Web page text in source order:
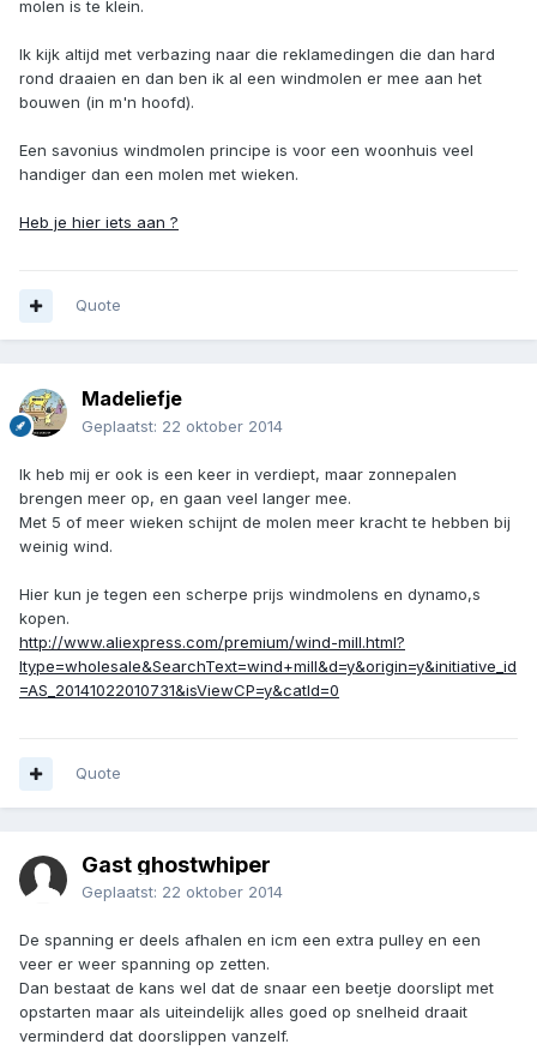
molen is te klein.
Ik kijk altijd met verbazing naar die reklamedingen die dan hard
rond draaien en dan ben ik al een windmolen er mee aan het
bouwen (in m'n hoofd).
Een savonius windmolen principe is voor een woonhuis veel
handiger dan een molen met wieken.
Heb je hier iets aan ?
Quote
Madeliefje
Geplaatst: 22 oktober 2014
Ik heb mij er ook is een keer in verdiept, maar zonnepalen
brengen meer op, en gaan veel langer mee.
Met 5 of meer wieken schijnt de molen meer kracht te hebben bij
weinig wind.
Hier kun je tegen een scherpe prijs windmolens en dynamo,s
kopen.
http://www.aliexpress.com/premium/wind-mill.html?
ltype=wholesale&SearchText=wind+mill&d=y&origin=y&initiative_id
=AS_20141022010731&isViewCP=y&catId=0
Quote
Gast ghostwhiper
Geplaatst: 22 oktober 2014
De spanning er deels afhalen en icm een extra pulley en een
veer er weer spanning op zetten.
Dan bestaat de kans wel dat de snaar een beetje doorslipt met
opstarten maar als uiteindelijk alles goed op snelheid draait
verminderd dat doorslippen vanzelf.